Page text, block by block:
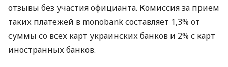
отзывы без участия официанта. Комиссия за прием
таких платежей в monobank составляет 1,3% от
суммы со всех карт украинских банков и 2% с карт
иностранных банков.